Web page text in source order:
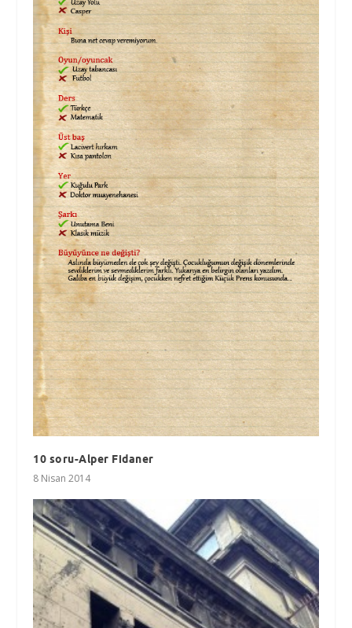
10 soru-Alper Fidaner
8 Nisan 2014